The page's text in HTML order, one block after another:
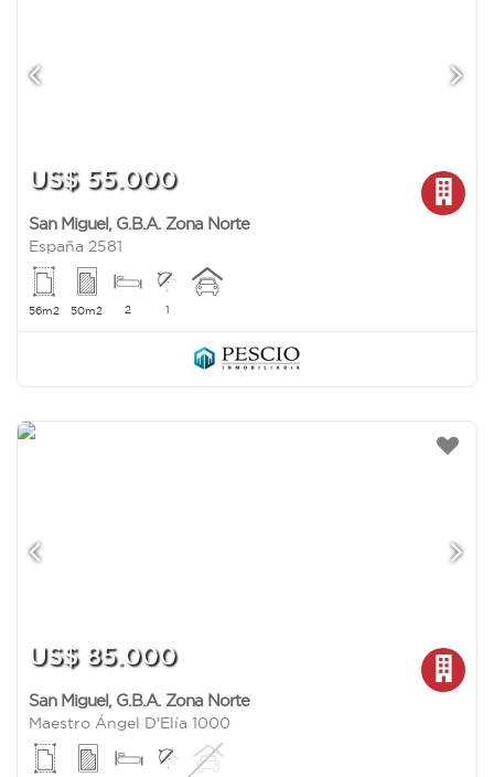
US$ 55.000
San Miguel, G.B.A. Zona Norte
España 2581
56m2 50m2 2 1
US$ 85.000
San Miguel, G.B.A. Zona Norte
Maestro Ángel D'Elía 1000